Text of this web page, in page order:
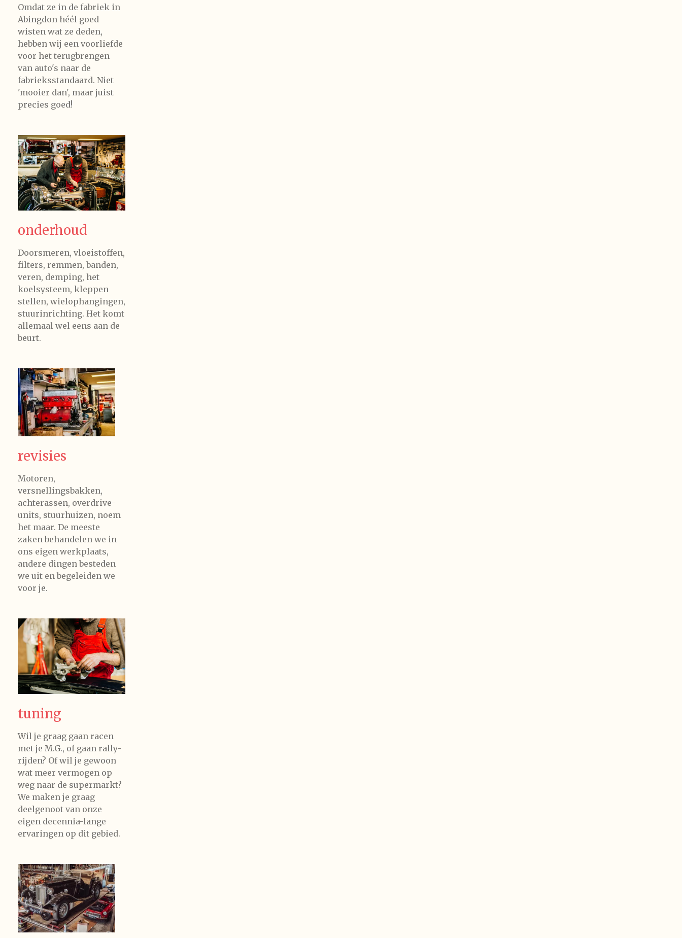
Omdat ze in de fabriek in
Abingdon héél goed
wisten wat ze deden,
hebben wij een voorliefde
voor het terugbrengen
van auto's naar de
fabrieksstandaard. Niet
'mooier dan', maar juist
precies goed!
onderhoud
Doorsmeren, vloeistoffen,
filters, remmen, banden,
veren, demping, het
koelsysteem, kleppen
stellen, wielophangingen,
stuurinrichting. Het komt
allemaal wel eens aan de
beurt.
revisies
Motoren,
versnellingsbakken,
achterassen, overdrive-
units, stuurhuizen, noem
het maar. De meeste
zaken behandelen we in
ons eigen werkplaats,
andere dingen besteden
we uit en begeleiden we
voor je.
tuning
Wil je graag gaan racen
met je M.G., of gaan rally-
rijden? Of wil je gewoon
wat meer vermogen op
weg naar de supermarkt?
We maken je graag
deelgenoot van onze
eigen decennia-lange
ervaringen op dit gebied.